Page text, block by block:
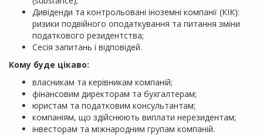
Дивіденди та контрольовані іноземні компанії (КІК):
ризики подвійного оподаткування та питання зміни
податкового резидентства;
Сесія запитань і відповідей.
Кому буде цікаво:
власникам та керівникам компаній;
фінансовим директорам та бухгалтерам;
юристам та податковим консультантам;
компаніям, що здійснюють виплати нерезидентам;
інвесторам та міжнародним групам компаній.